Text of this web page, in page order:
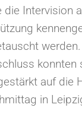
die Intervision
konnten
auf die
in